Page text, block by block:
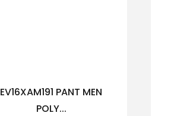
EV16XAM191 PANT MEN
POLY...